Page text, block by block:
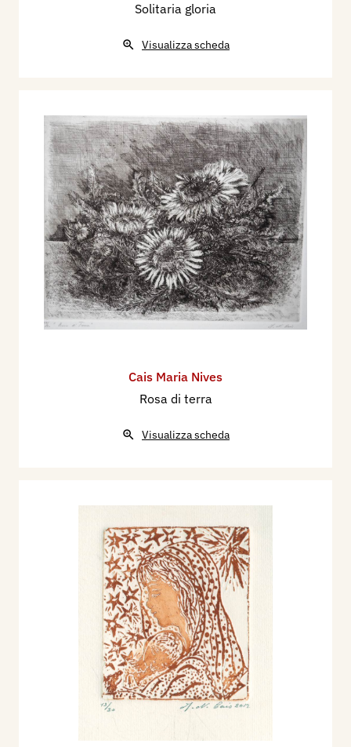
Solitaria gloria
Visualizza scheda
Cais Maria Nives
Rosa di terra
Visualizza scheda